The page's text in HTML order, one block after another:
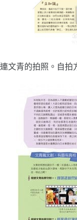
連文青的拍照。自拍